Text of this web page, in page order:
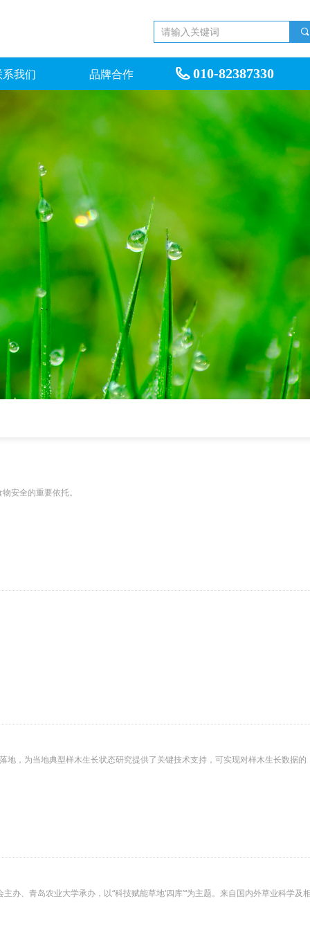
系我们 品牌合作 010-82387330
끠
安全的重要依托。
，为当地典型样木生长状态研究提供了关键技术支持，可实现对样木生长数据的
、青岛农业大学承办，以“科技赋能草地‘四库’“为主题。来自国内外草业科学及